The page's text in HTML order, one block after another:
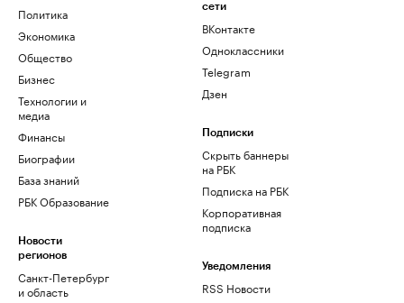
Политика
Экономика
Общество
Бизнес
Технологии и
медиа
Финансы
Биографии
База знаний
РБК Образование
Новости
регионов
Санкт-Петербург
и область
сети
ВКонтакте
Одноклассники
Telegram
Дзен
Подписки
Скрыть баннеры
на РБК
Подписка на РБК
Корпоративная
подписка
Уведомления
RSS Новости